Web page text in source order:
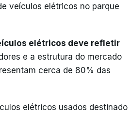
veículos elétricos no parque
elétricos deve refletir
e a estrutura do mercado
cerca de 80% das
elétricos usados destinado